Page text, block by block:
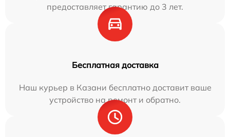
предоставляет гарантию до 3 лет.
Бесплатная доставка
Наш курьер в Казани бесплатно доставит ваше
устройство на ремонт и обратно.